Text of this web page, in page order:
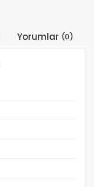
Yorumlar (0)